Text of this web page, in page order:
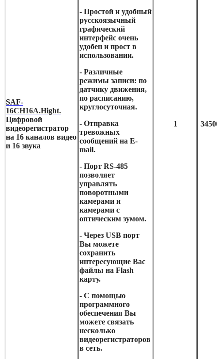
SAF-
16CH16A.Hight.
Цифровой
видеорегистратор
на 16 каналов видео
и 16 звука
- Простой и удобный
русскоязычный
графический
интерфейс очень
удобен и прост в
использовании.
- Различные
режимы записи: по
датчику движения,
по расписанию,
круглосуточная.
- Отправка
тревожных
сообщений на E-
mail.
- Порт RS-485
позволяет
управлять
поворотными
камерами и
камерами с
оптическим зумом.
- Через USB порт
Вы можете
сохранить
интересующие Вас
файлы на Flash
карту.
- С помощью
программного
обеспечения Вы
можете связать
несколько
видеорегистраторов
в сеть.
1